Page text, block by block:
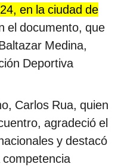
en la ciudad de
el documento, que
Medina,
Deportiva
Carlos Rua, quien
agradeció el
y destacó